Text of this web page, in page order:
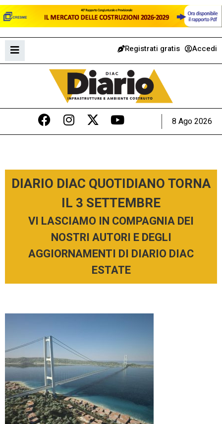
Registrati gratis Accedi
8 Ago 2026
DIARIO DIAC QUOTIDIANO TORNA
IL 3 SETTEMBRE
VI LASCIAMO IN COMPAGNIA DEI
NOSTRI AUTORI E DEGLI
AGGIORNAMENTI DI DIARIO DIAC
ESTATE